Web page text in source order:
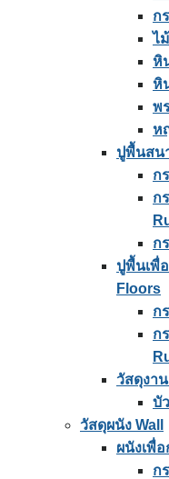
ก
ไ
หิ
หิ
พ
ห
ปูพื้นสน
ก
ก
ก
ปูพื้นเพื่
Floors
ก
ก
วัสดุงา
บั
วัสดุผนัง Wall
ผนังเพื่
ก